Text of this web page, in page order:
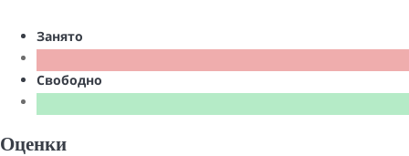
Занято
Свободно
Оценки